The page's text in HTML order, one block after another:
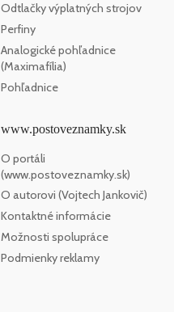
Odtlačky výplatných strojov
Perfiny
Analogické pohľadnice
(Maximafília)
Pohľadnice
www.postoveznamky.sk
O portáli
(www.postoveznamky.sk)
O autorovi (Vojtech Jankovič)
Kontaktné informácie
Možnosti spolupráce
Podmienky reklamy